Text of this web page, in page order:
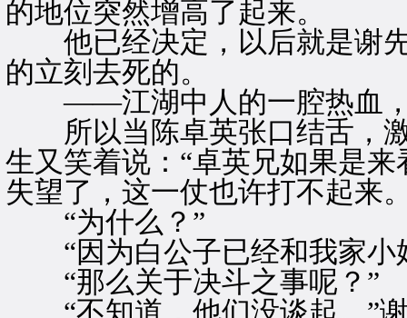
的地位突然增高了起来。
他已经决定，以后就是谢先
的立刻去死的。
——江湖中人的一腔热血，
所以当陈卓英张口结舌，激
生又笑着说：“卓英兄如果是
失望了，这一仗也许打不起来
“为什么？”
“因为白公子已经和我家小
“那么关于决斗之事呢？”